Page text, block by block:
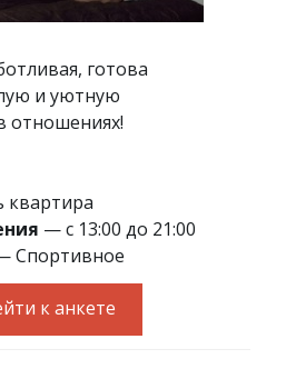
готова
и уютную
отношениях!
квартира
— с 13:00 до 21:00
Спортивное
к анкете